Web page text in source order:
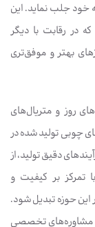
خود جلب نماید. این
در رقابت با دیگر
بهتر و موفق‌تری
روز و متریال‌های
چوبی تولید شده در
دقیق تولید، از
تمرکز بر کیفیت و
این حوزه تبدیل شود.
مشاوره‌های تخصصی